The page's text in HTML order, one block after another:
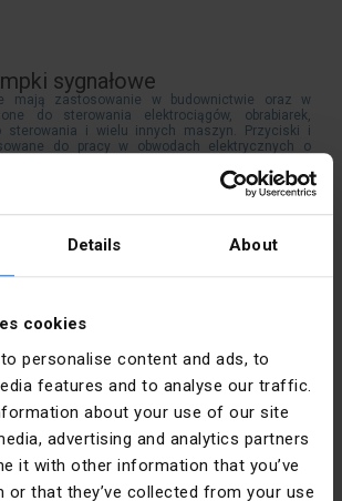
Details About
cookies
personalise content and ads, to
features and to analyse our traffic.
about your use of our site
advertising and analytics partners
it with other information that you’ve
or that they’ve collected from your use
sygnałowe
mają zastosowanie w budownictwie oraz w
do sterowania elektrociągów, obrabiarek,
sterowania i wielu innych maszyn. Przyciski i
do pracy w obwodach elektrycznych o
prądu stałego. Kategoria zawiera przyciski i
zamontowania w obudowie.